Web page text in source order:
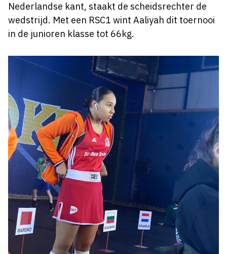
Nederlandse kant, staakt de scheidsrechter de
wedstrijd. Met een RSC1 wint Aaliyah dit toernooi
in de junioren klasse tot 66kg.